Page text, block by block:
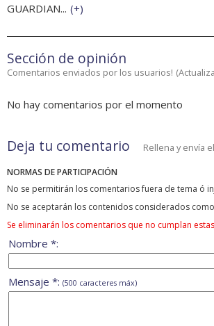
GUARDIAN... (+)
Sección de opinión
Comentarios enviados por los usuarios! (
No hay comentarios por el momento
Deja tu comentario Rellena y envía
NORMAS DE PARTICIPACIÓN
No se permitirán los comentarios fuera de tema ó
No se aceptarán los contenidos considerados
Se eliminarán los comentarios que no cumplan
Nombre *:
Mensaje *: (500 caracteres máx)